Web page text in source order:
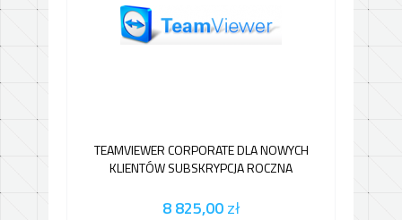
TEAMVIEWER CORPORATE DLA NOWYCH
KLIENTÓW SUBSKRYPCJA ROCZNA
8 825,00zł